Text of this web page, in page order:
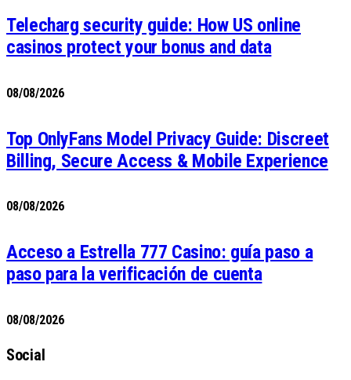
Telecharg security guide: How US online
casinos protect your bonus and data
08/08/2026
Top OnlyFans Model Privacy Guide: Discreet
Billing, Secure Access & Mobile Experience
08/08/2026
Acceso a Estrella 777 Casino: guía paso a
paso para la verificación de cuenta
08/08/2026
Social